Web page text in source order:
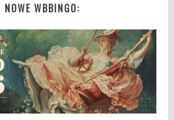
NOWE WBBINGO: